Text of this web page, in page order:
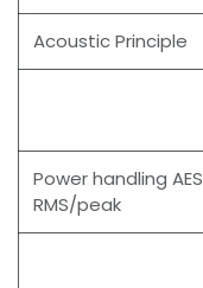
Acoustic Principle
Power handling AES
RMS/peak